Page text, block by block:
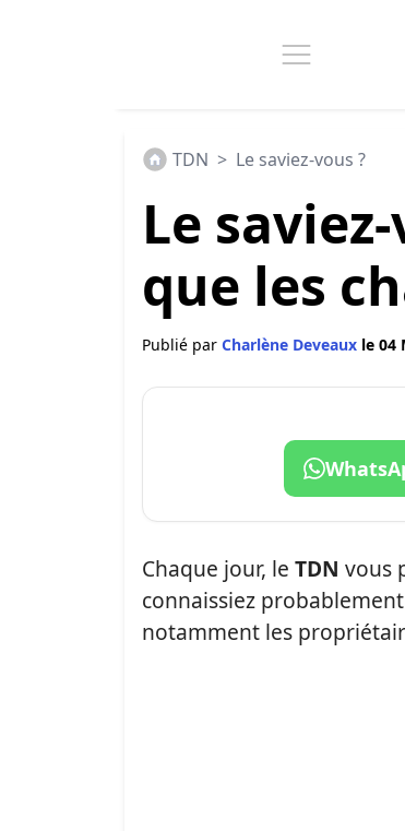
TDN > Le saviez-vous ?
Le
que les
Publié par Charlène Deveaux le 04
Chaque jour, le TDN vous
connaissiez
notamment les